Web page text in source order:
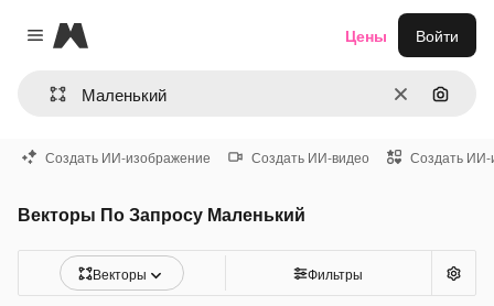
Close menu
Magnific
ОчиститьПоиск
Цены Войти
Создать ИИ-изображение Создать ИИ-видео Создать ИИ-
Векторы По Запросу Маленький
Векторы Фильтры